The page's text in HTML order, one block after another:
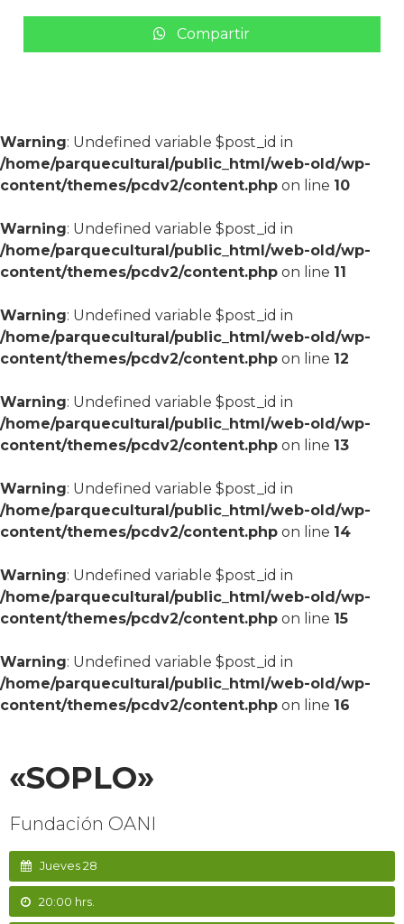
Compartir
Warning: Undefined variable $post_id in
/home/parquecultural/public_html/web-old/wp-
content/themes/pcdv2/content.php on line 10
Warning: Undefined variable $post_id in
/home/parquecultural/public_html/web-old/wp-
content/themes/pcdv2/content.php on line 11
Warning: Undefined variable $post_id in
/home/parquecultural/public_html/web-old/wp-
content/themes/pcdv2/content.php on line 12
Warning: Undefined variable $post_id in
/home/parquecultural/public_html/web-old/wp-
content/themes/pcdv2/content.php on line 13
Warning: Undefined variable $post_id in
/home/parquecultural/public_html/web-old/wp-
content/themes/pcdv2/content.php on line 14
Warning: Undefined variable $post_id in
/home/parquecultural/public_html/web-old/wp-
content/themes/pcdv2/content.php on line 15
Warning: Undefined variable $post_id in
/home/parquecultural/public_html/web-old/wp-
content/themes/pcdv2/content.php on line 16
«SOPLO»
Fundación OANI
Jueves 28
20:00 hrs.